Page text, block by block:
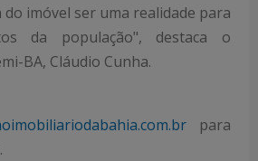
imóvel ser uma realidade para
da população", destaca o
BA, Cláudio Cunha.
para